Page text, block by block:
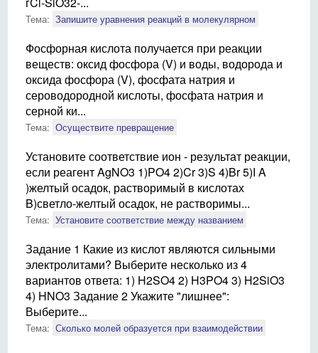
Тема: Запишите уравнения реакций в молекулярном
Фосфорная кислота получается при реакции
веществ: оксид фосфора (V) и воды, водорода и
оксида фосфора (V), фосфата натрия и
сероводородной кислоты, фосфата натрия и
серной ки...
Тема: Осуществите превращение
Установите соответствие ион - результат реакции,
если реагент AgNO3 1)PO4 2)Cr 3)S 4)Br 5)I A
)желтый осадок, растворимый в кислотах
B)светло-желтый осадок, не растворимы...
Тема: Установите соответствие между названием
Задание 1 Какие из кислот являются сильными
электролитами? Выберите несколько из 4
вариантов ответа: 1) H2SO4 2) H3PO4 3) H2SiO3
4) HNO3 Задание 2 Укажите "лишнее":
Выберите...
Тема: Сколько молей образуется при взаимодействии